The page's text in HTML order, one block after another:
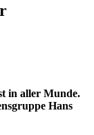
in aller Munde.
Hans